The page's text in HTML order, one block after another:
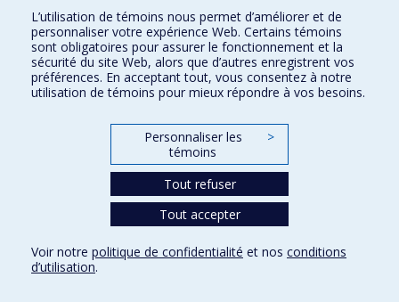
Facebook|Twitter
LinkedIn|Instagram
Conditions d’utilisation
L’utilisation de témoins nous permet d’améliorer et de
personnaliser votre expérience Web. Certains témoins
sont obligatoires pour assurer le fonctionnement et la
sécurité du site Web, alors que d’autres enregistrent vos
préférences. En acceptant tout, vous consentez à notre
utilisation de témoins pour mieux répondre à vos besoins.
Personnaliser les
témoins
>
Tout refuser
Tout accepter
Voir notre politique de confidentialité et nos conditions
d’utilisation.